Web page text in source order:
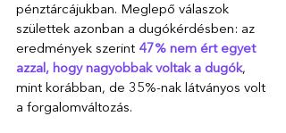
pénztárcájukban. Meglepő válaszok
születtek azonban a dugókérdésben: az
eredmények szerint 47% nem ért egyet
azzal, hogy nagyobbak voltak a dugók,
mint korábban, de 35%-nak látványos volt
a forgalomváltozás.